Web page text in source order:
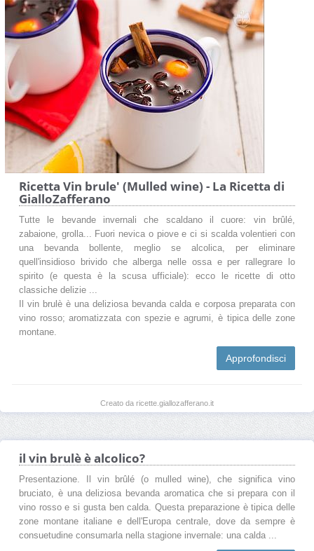
Ricetta Vin brule' (Mulled wine) - La Ricetta di
GialloZafferano
Tutte le bevande invernali che scaldano il cuore: vin brûlé,
zabaione, grolla... Fuori nevica o piove e ci si scalda volentieri con
una bevanda bollente, meglio se alcolica, per eliminare
quell'insidioso brivido che alberga nelle ossa e per rallegrare lo
spirito (e questa è la scusa ufficiale): ecco le ricette di otto
classiche delizie ...
Il vin brulè è una deliziosa bevanda calda e corposa preparata con
vino rosso; aromatizzata con spezie e agrumi, è tipica delle zone
montane.
Approfondisci
Creato da ricette.giallozafferano.it
il vin brulè è alcolico?
Presentazione. Il vin brûlé (o mulled wine), che significa vino
bruciato, è una deliziosa bevanda aromatica che si prepara con il
vino rosso e si gusta ben calda. Questa preparazione è tipica delle
zone montane italiane e dell'Europa centrale, dove da sempre è
consuetudine consumarla nella stagione invernale: una calda ...